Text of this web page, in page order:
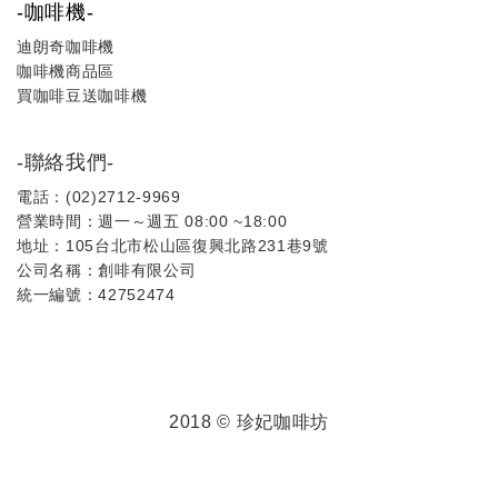
-咖啡機-
迪朗奇咖啡機
咖啡機商品區
買咖啡豆送咖啡機
-聯絡我們-
電話：(02)2712-9969
營業時間：週一～週五 08:00 ~18:00
地址：105台北市松山區復興北路231巷9號
公司名稱：創啡有限公司
統一編號：42752474
2018 © 珍妃咖啡坊